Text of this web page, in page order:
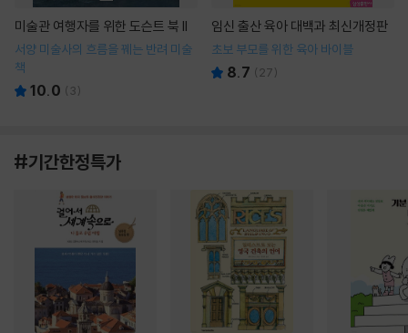
미술관 여행자를 위한 도슨트 북 II
서양 미술사의 흐름을 꿰는 반려 미술
책
10.0 ( 3)
임신 출산 육아 대백과 최신개정판
초보 부모를 위한 육아 바이블
8.7 ( 27)
#기간한정특가